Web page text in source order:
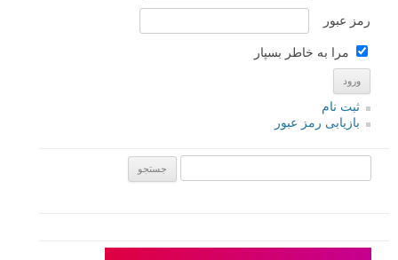
رمز عبور
مرا به خاطر بسپار
ثبت نام
بازیابی رمز عبور